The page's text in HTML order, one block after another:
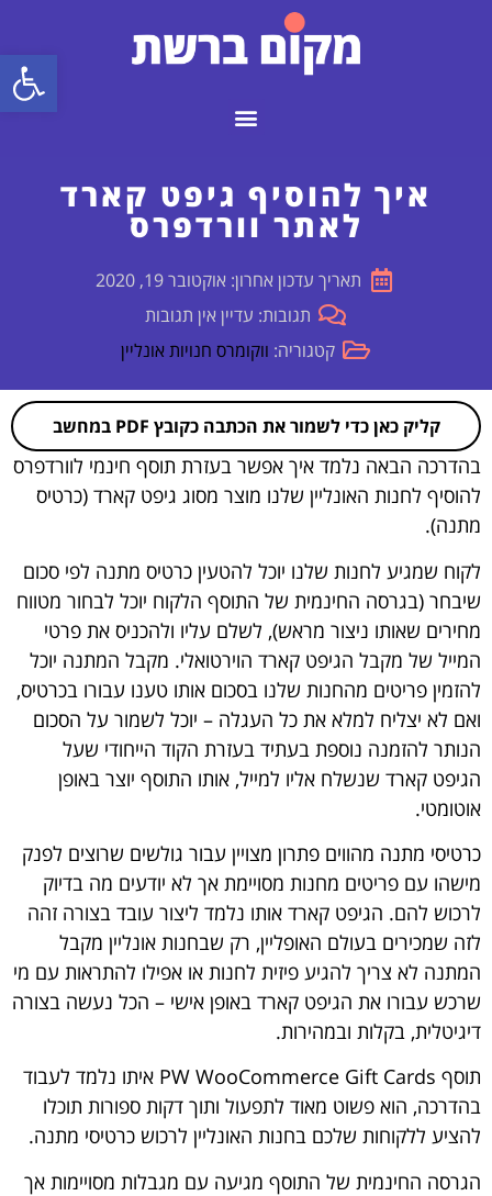
איך להוסיף גיפט קארד
לאתר וורדפרס
תאריך עדכון אחרון: אוקטובר 19, 2020
תגובות: עדיין אין תגובות
קטגוריה: ווקומרס חנויות אונליין
קליק כאן כדי לשמור את הכתבה כקובץ PDF במחשב
בהדרכה הבאה נלמד איך אפשר בעזרת תוסף חינמי לוורדפרס
להוסיף לחנות האונליין שלנו מוצר מסוג גיפט קארד (כרטיס
מתנה).
לקוח שמגיע לחנות שלנו יוכל להטעין כרטיס מתנה לפי סכום
שיבחר (בגרסה החינמית של התוסף הלקוח יוכל לבחור מטווח
מחירים שאותו ניצור מראש), לשלם עליו ולהכניס את פרטי
המייל של מקבל הגיפט קארד הוירטואלי. מקבל המתנה יוכל
להזמין פריטים מהחנות שלנו בסכום אותו טענו עבורו בכרטיס,
ואם לא יצליח למלא את כל העגלה – יוכל לשמור על הסכום
הנותר להזמנה נוספת בעתיד בעזרת הקוד הייחודי שעל
הגיפט קארד שנשלח אליו למייל, אותו התוסף יוצר באופן
אוטומטי.
כרטיסי מתנה מהווים פתרון מצויין עבור גולשים שרוצים לפנק
מישהו עם פריטים מחנות מסויימת אך לא יודעים מה בדיוק
לרכוש להם. הגיפט קארד אותו נלמד ליצור עובד בצורה זהה
לזה שמכירים בעולם האופליין, רק שבחנות אונליין מקבל
המתנה לא צריך להגיע פיזית לחנות או אפילו להתראות עם מי
שרכש עבורו את הגיפט קארד באופן אישי – הכל נעשה בצורה
דיגיטלית, בקלות ובמהירות.
תוסף PW WooCommerce Gift Cards איתו נלמד לעבוד
בהדרכה, הוא פשוט מאוד לתפעול ותוך דקות ספורות תוכלו
להציע ללקוחות שלכם בחנות האונליין לרכוש כרטיסי מתנה.
הגרסה החינמית של התוסף מגיעה עם מגבלות מסויימות אך